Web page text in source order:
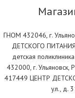
ГНОМ 432046, г.
ДЕТСКОГО ПИТАНИЯ
детская
432000, г. Ульяновск,
417449 ЦЕНТР
ул., д.